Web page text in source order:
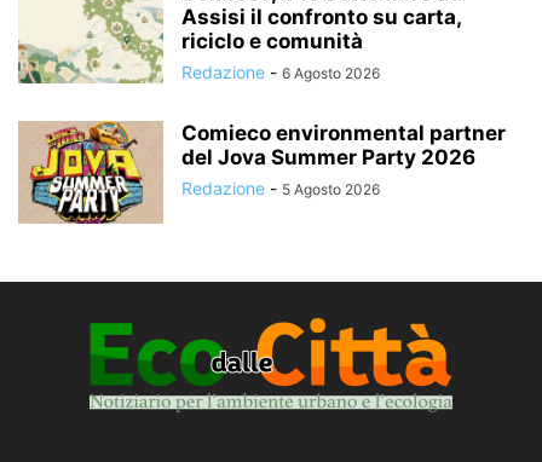
Assisi il confronto su carta,
riciclo e comunità
Redazione - 6 Agosto 2026
Comieco environmental partner
del Jova Summer Party 2026
Redazione - 5 Agosto 2026